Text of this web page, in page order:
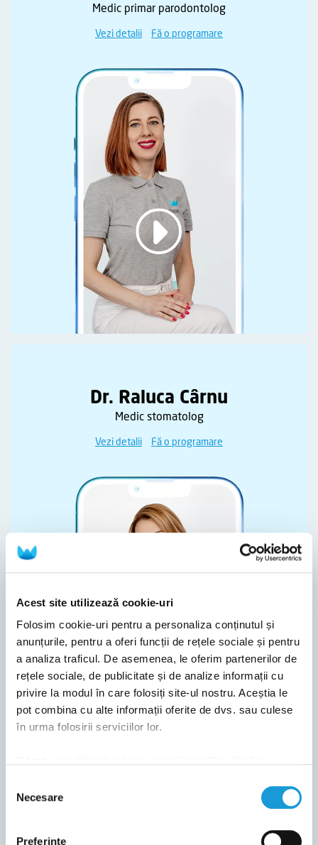
Acest site utilizează cookie-uri
Folosim cookie-uri pentru a personaliza conținutul și
anunțurile, pentru a oferi funcții de rețele sociale și pentru
a analiza traficul. De asemenea, le oferim partenerilor de
rețele sociale, de publicitate și de analize informații cu
privire la modul în care folosiți site-ul nostru. Aceștia le
pot combina cu alte informații oferite de dvs. sau culese
în urma folosirii serviciilor lor.
consimțământului
Necesare
Preferinţe
Medic primar parodontolog
Vezi detalii Fă o programare
Dr. Raluca Cârnu
Medic stomatolog
Vezi detalii Fă o programare